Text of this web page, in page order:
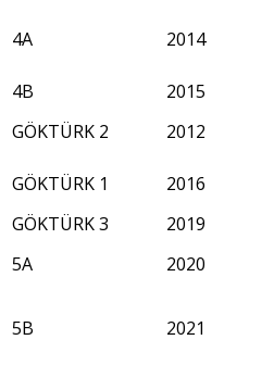
4A 2014
4B
2015
GÖKTÜRK 2
2012
GÖKTÜRK 1
2016
GÖKTÜRK 3
2019
5A
2020
5B 2021